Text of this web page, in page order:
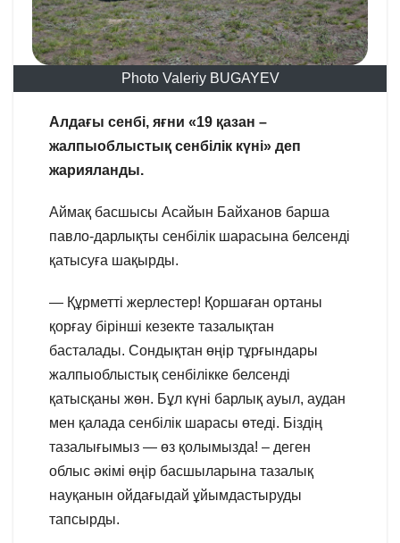
Photo Valeriy BUGAYEV
Алдағы сенбі, яғни «19 қазан –
жалпыоблыстық сенбілік күні» деп
жарияланды.
Аймақ басшысы Асайын Байханов барша
павло-дарлықты сенбілік шарасына белсенді
қатысуға шақырды.
— Құрметті жерлестер! Қоршаған ортаны
қорғау бірінші кезекте тазалықтан
басталады. Сондықтан өңір тұрғындары
жалпыоблыстық сенбілікке белсенді
қатысқаны жөн. Бұл күні барлық ауыл, аудан
мен қалада сенбілік шарасы өтеді. Біздің
тазалығымыз — өз қолымызда! – деген
облыс әкімі өңір басшыларына тазалық
науқанын ойдағыдай ұйымдастыруды
тапсырды.